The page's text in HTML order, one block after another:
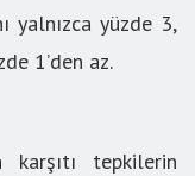
yalnızca yüzde 3,
1’den az.
karşıtı tepkilerin